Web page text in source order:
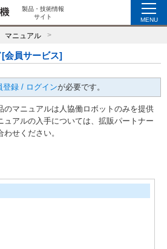
製品・技術情報
サイト
MENU
マニュアル
会員サービス]
登録 / ログインが必要です。
マニュアルは人協働ロボットのみを提供
ュアルの入手については、拡販パートナー
せください。